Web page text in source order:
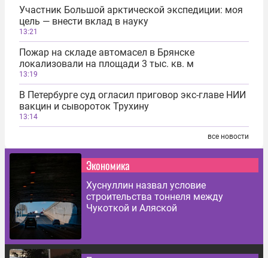
Участник Большой арктической экспедиции: моя
цель — внести вклад в науку
13:21
Пожар на складе автомасел в Брянске
локализовали на площади 3 тыс. кв. м
13:19
В Петербурге суд огласил приговор экс-главе НИИ
вакцин и сывороток Трухину
13:14
все новости
Экономика
Хуснуллин назвал условие
строительства тоннеля между
Чукоткой и Аляской